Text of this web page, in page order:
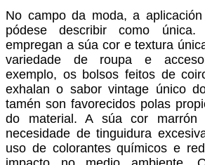
No campo da moda, a
pódese describir como única.
empregan a súa cor e textura
variedade de roupa e
exemplo, os bolsos feitos de
exhalan o sabor vintage único
tamén son favorecidos polas
do material. A súa cor marrón
necesidade de tinguidura
uso de colorantes químicos e